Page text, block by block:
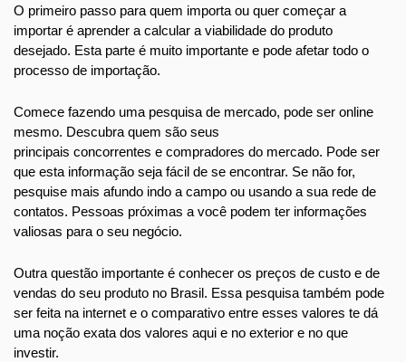
O primeiro passo para quem importa ou quer começar a
importar é aprender a calcular a viabilidade do produto
desejado. Esta parte é muito importante e pode afetar todo o
processo de importação.
Comece fazendo uma pesquisa de mercado, pode ser online
mesmo. Descubra quem são seus
principais concorrentes e compradores do mercado. Pode ser
que esta informação seja fácil de se encontrar. Se não for,
pesquise mais afundo indo a campo ou usando a sua rede de
contatos. Pessoas próximas a você podem ter informações
valiosas para o seu negócio.
Outra questão importante é conhecer os preços de custo e de
vendas do seu produto no Brasil. Essa pesquisa também pode
ser feita na internet e o comparativo entre esses valores te dá
uma noção exata dos valores aqui e no exterior e no que
investir.